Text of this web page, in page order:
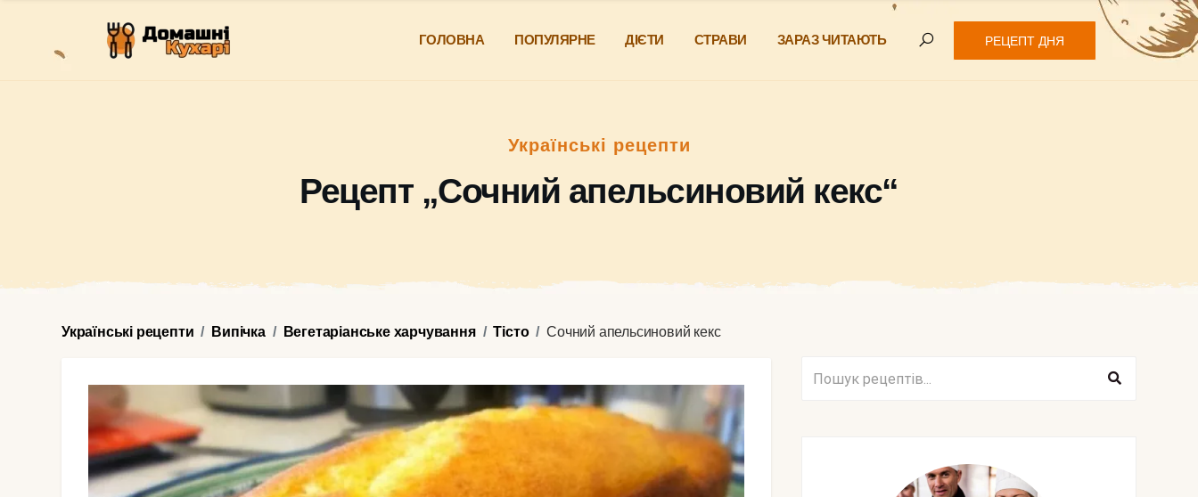
ГОЛОВНА ПОПУЛЯРНЕ ДІЄТИ СТРАВИ ЗАРАЗ ЧИТАЮТЬ РЕЦЕПТ ДНЯ
Українські рецепти
Рецепт „Cочний апельсиновий кекс“
Українські рецепти Випічка Вегетаріанське харчування Тісто Cочний апельсиновий кекс